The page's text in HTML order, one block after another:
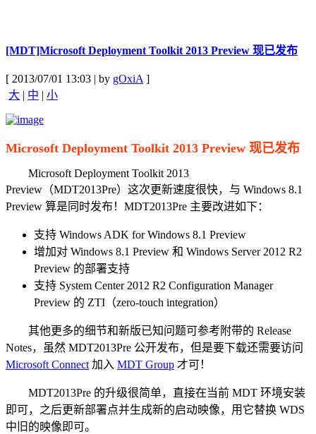
[MDT]Microsoft Deployment Toolkit 2013 Preview 现已发布
[ 2013/07/01 13:03 | by gOxiA]
大 | 中 | 小
Microsoft Deployment Toolkit 2013 Preview 现已发布
Microsoft Deployment Toolkit 2013
Preview（MDT2013Pre）这次更新速度很快，与 Windows 8.1
Preview 算是同时发布！MDT2013Pre 主要改进如下：
支持 Windows ADK for Windows 8.1 Preview
增加对 Windows 8.1 Preview 和 Windows Server 2012 R2
Preview 的部署支持
支持 System Center 2012 R2 Configuration Manager
Preview 的 ZTI（zero-touch integration）
其他更多的细节和新版已知问题可参考附带的 Release
Notes，虽然 MDT2013Pre 公开发布，但是要下载还需要访问
Microsoft Connect加入 MDT Group 才可！
MDT2013Pre 的升级很简单，直接在当前 MDT 环境安装
即可，之后更新部署点并生成新的启动映像，用它替换 WDS
中旧的映像即可。